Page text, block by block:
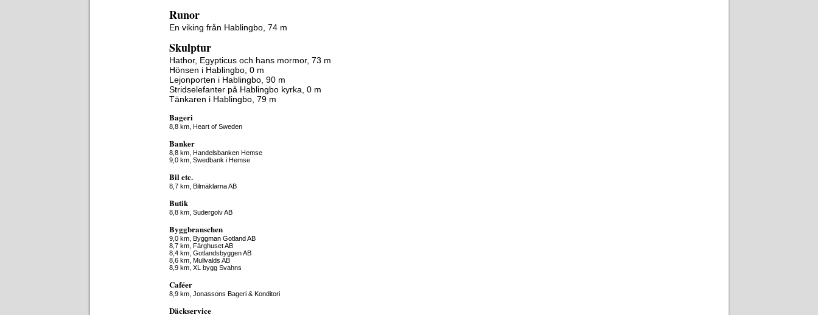
Runor
En viking från Hablingbo, 74 m
Skulptur
Hathor, Egypticus och hans mormor, 73 m
Hönsen i Hablingbo, 0 m
Lejonporten i Hablingbo, 90 m
Stridselefanter på Hablingbo kyrka, 0 m
Tänkaren i Hablingbo, 79 m
Bageri
8,8 km, Heart of Sweden
Banker
8,8 km, Handelsbanken Hemse
9,0 km, Swedbank i Hemse
Bil etc.
8,7 km, Bilmäklarna AB
Butik
8,8 km, Sudergolv AB
Byggbranschen
9,0 km, Byggman Gotland AB
8,7 km, Färghuset AB
8,4 km, Gotlandsbyggen AB
8,6 km, Mullvalds AB
8,9 km, XL bygg Svahns
Caféer
8,9 km, Jonassons Bageri & Konditori
Däckservice